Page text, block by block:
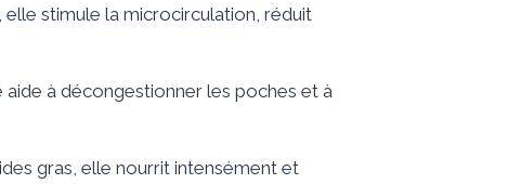
stimule la microcirculation, réduit
à décongestionner les poches et à
gras, elle nourrit intensément et